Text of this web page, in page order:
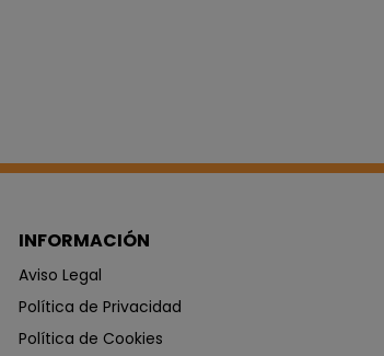
INFORMACIÓN
Aviso Legal
Política de Privacidad
Política de Cookies